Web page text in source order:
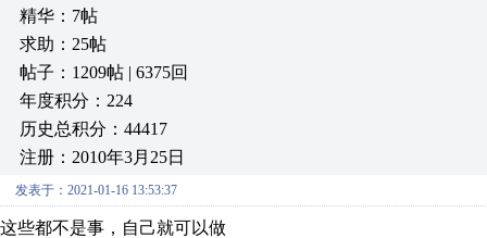
精华：7帖
求助：25帖
帖子：1209帖 | 6375回
年度积分：224
历史总积分：44417
注册：2010年3月25日
发表于：2021-01-16 13:53:37
这些都不是事，自己就可以做